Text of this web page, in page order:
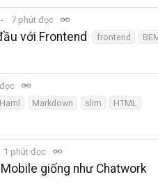
7 phút đọc
với Frontend frontend
Haml Markdown slim HTML
1 phút đọc
giống như Chatwork